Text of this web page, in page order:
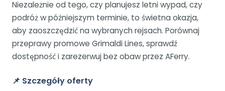
Niezależnie od tego, czy planujesz letni wypad, czy
podróż w późniejszym terminie, to świetna okazja,
aby zaoszczędzić na wybranych rejsach. Porównaj
przeprawy promowe Grimaldi Lines, sprawdź
dostępność i zarezerwuj bez obaw przez AFerry.
📌 Szczegóły oferty